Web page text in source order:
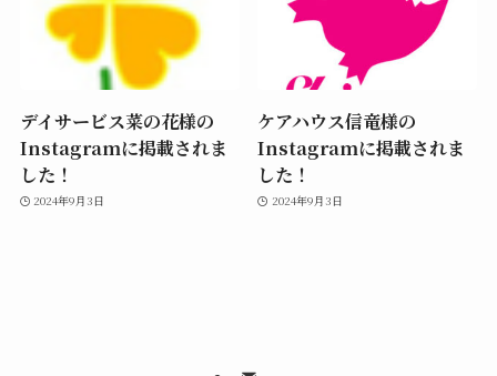
デイサービス菜の花様の
Instagramに掲載されま
した！
2024年9月3日
ケアハウス信竜様の
Instagramに掲載されま
した！
2024年9月3日